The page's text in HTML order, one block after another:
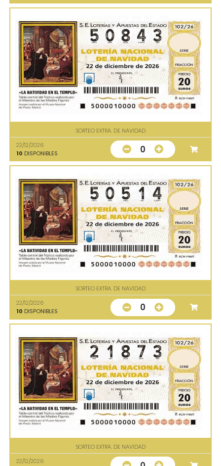
SORTEO EXTRA. DE NAVIDAD
22/12/2026
10 DISPONIBLES 0
SORTEO EXTRA. DE NAVIDAD
22/12/2026
10 DISPONIBLES 0
SORTEO EXTRA. DE NAVIDAD
22/12/2026